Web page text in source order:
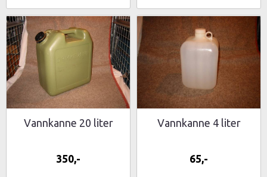
Vannkanne 20 liter
350,-
Vannkanne 4 liter
65,-